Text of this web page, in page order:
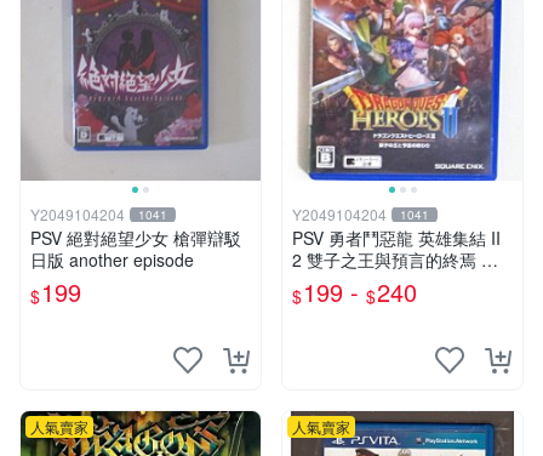
Y2049104204 1041
PSV 絕對絕望少女 槍彈辯駁
日版 another episode
$199
Y2049104204 1041
PSV 勇者鬥惡龍 英雄集結 II
2 雙子之王與預言的終焉 日
版
$199 - $240
人氣賣家 人氣賣家